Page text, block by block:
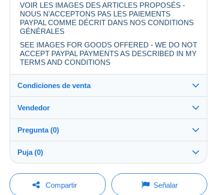
VOIR LES IMAGES DES ARTICLES PROPOSÉS -
NOUS N'ACCEPTONS PAS LES PAIEMENTS
PAYPAL COMME DÉCRIT DANS NOS CONDITIONS
GÉNÉRALES
SEE IMAGES FOR GOODS OFFERED - WE DO NOT
ACCEPT PAYPAL PAYMENTS AS DESCRIBED IN MY
TERMS AND CONDITIONS
Condiciones de venta
Destino:
Ver la lista de países
Entrega en persona:
Sí
Envío después del pago
Vendedor
gcvarenagent100%(72700x)
PRO
Tienda
Pregunta (0)
Para hacer una pregunta, debe iniciar una
Puja (0)
La venta se prolongará un minuto si se presenta una
oferta menos de un minuto antes del plazo.
Compartir Señalar